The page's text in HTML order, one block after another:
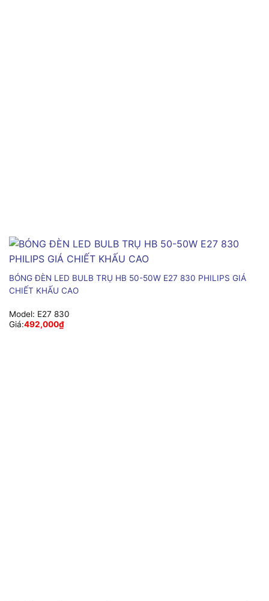
BÓNG ĐÈN LED BULB TRỤ HB 50-50W E27 830 PHILIPS GIÁ
CHIẾT KHẤU CAO
Model: E27 830
Giá:492,000₫